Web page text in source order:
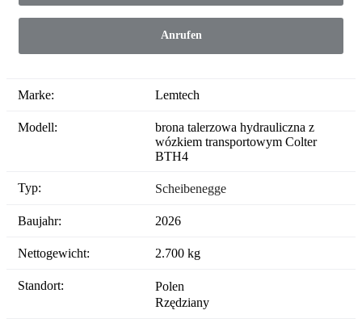
Anrufen
Marke: Lemtech
Modell:
brona talerzowa hydrauliczna z
wózkiem transportowym Colter
BTH4
Typ: Scheibenegge
Baujahr: 2026
Nettogewicht: 2.700 kg
Standort:
Polen
Rzędziany